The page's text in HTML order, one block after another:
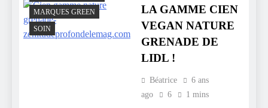
MARQUES GREEN
SOIN
LA GAMME CIEN
VEGAN NATURE
GRENADE DE
LIDL !
Béatrice
6 ans
ago
6 1 mins